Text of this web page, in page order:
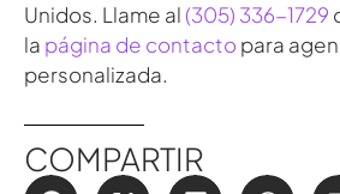
Unidos. Llame al(305) 336-1729
la página de contactopara
personalizada.
COMPARTIR